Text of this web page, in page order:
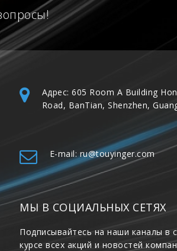
Адрес: 605 Room A Building
Road, BanTian, Shenzhen,
E-mail: ru@touyinger.com
МЫ В СОЦИАЛЬНЫХ СЕТЯХ
Подписывайтесь на наши каналы в
курсе всех акций и новостей